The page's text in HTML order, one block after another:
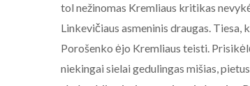
tol nežinomas Kremliaus kritikas
Linkevičiaus asmeninis draugas.
Porošenko ėjo Kremliaus teisti.
niekingai sielai gedulingas mišias,